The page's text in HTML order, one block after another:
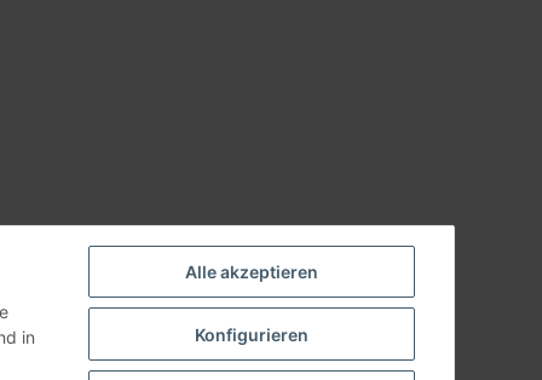
Alle akzeptieren
Konfigurieren
in